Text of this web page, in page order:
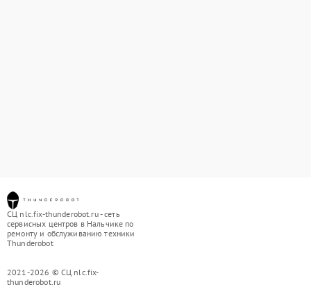
СЦ nlc.fix-thunderobot.ru - сеть
сервисных центров в Нальчике по
ремонту и обслуживанию техники
Thunderobot
2021-2026 © СЦ nlc.fix-
thunderobot.ru